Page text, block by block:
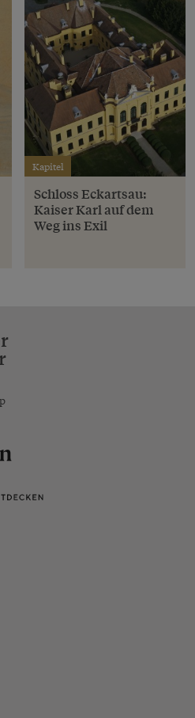
Kapitel
Schloss Eckartsau:
Kaiser Karl auf dem
Weg ins Exil